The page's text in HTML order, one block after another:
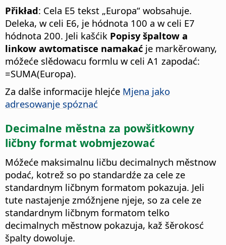
Přikład: Cela E5 tekst „Europa“ wobsahuje.
Deleka, w celi E6, je hódnota 100 a w celi E7
hódnota 200. Jeli kašćik Popisy špaltow a
linkow awtomatisce namakać je markěrowany,
móžeće slědowacu formlu w celi A1 zapodać:
=SUMA(Europa).
Za dalše informacije hlejće Mjena jako
adresowanje spóznać
Decimalne městna za powšitkowny
ličbny format wobmjezować
Móžeće maksimalnu ličbu decimalnych městnow
podać, kotrež so po standardźe za cele ze
standardnym ličbnym formatom pokazuja. Jeli
tute nastajenje zmóžnjene njeje, so za cele ze
standardnym ličbnym formatom telko
decimalnych městnow pokazuja, kaž šěrokosć
špalty dowoluje.